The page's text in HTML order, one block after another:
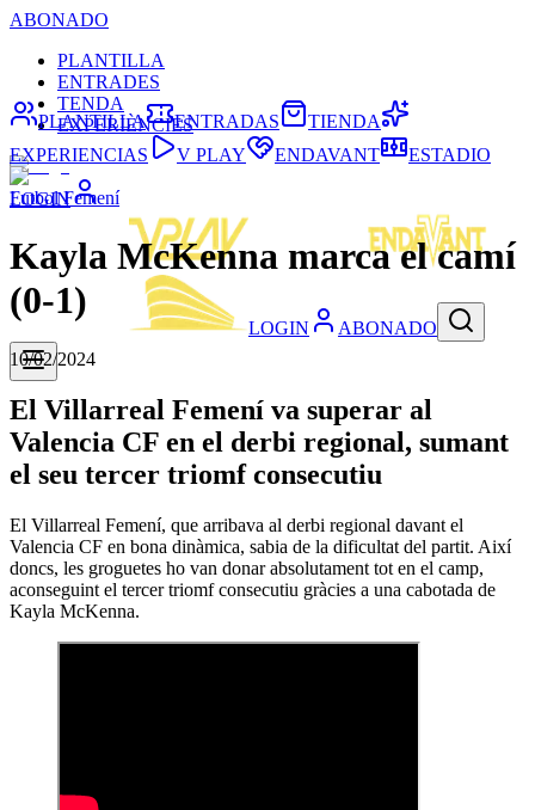
ABONADO
PLANTILLA
ENTRADES
TENDA
EXPERIÈNCIES
LOGIN
LOGIN ABONADO
PLANTILLA ENTRADAS
TIENDA
EXPERIENCIAS
V PLAY ENDAVANT ESTADIO
Futbol Femení
Kayla McKenna marca el camí
(0-1)
10/02/2024
El Villarreal Femení va superar al
Valencia CF en el derbi regional, sumant
el seu tercer triomf consecutiu
El Villarreal Femení, que arribava al derbi regional davant el
Valencia CF en bona dinàmica, sabia de la dificultat del partit. Així
doncs, les groguetes ho van donar absolutament tot en el camp,
aconseguint el tercer triomf consecutiu gràcies a una cabotada de
Kayla McKenna.